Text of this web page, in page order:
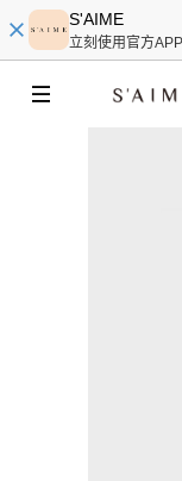
S'AIME
立刻使用官方APP